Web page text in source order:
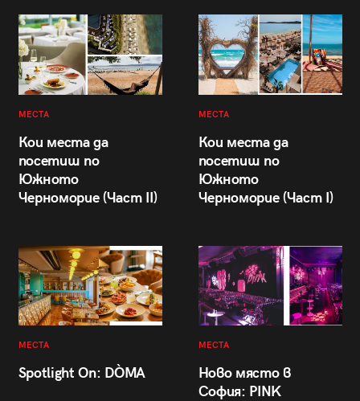
МЕСТА
Кои места да
посетиш по
Южното
Черноморие (Част II)
МЕСТА
Кои места да
посетиш по
Южното
Черноморие (Част I)
МЕСТА
Spotlight On: DÒMA
МЕСТА
Ново място в
София: PINK